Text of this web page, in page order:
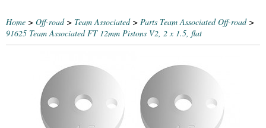
Home > Off-road> Team Associated> Parts Team Associated Off-road>
91625 Team Associated FT 12mm Pistons V2, 2 x 1.5, flat